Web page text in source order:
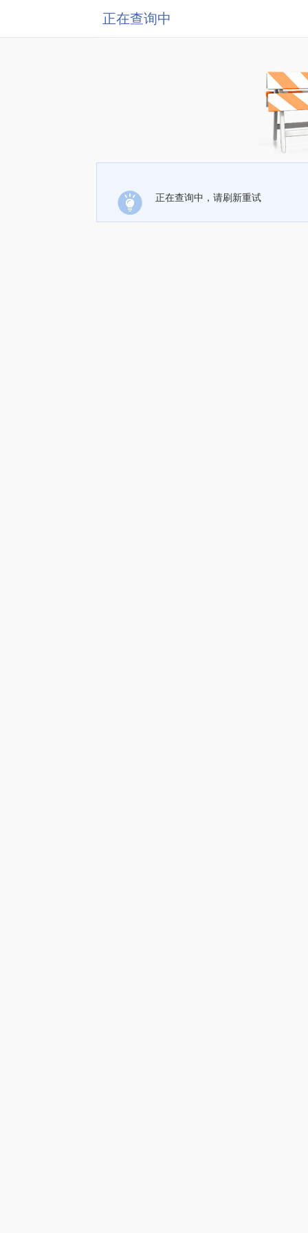
正在查询中
正在查询中，请刷新重试